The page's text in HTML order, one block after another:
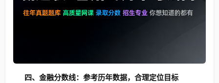
四、金融分数线：参考历年数据，合理定位目标